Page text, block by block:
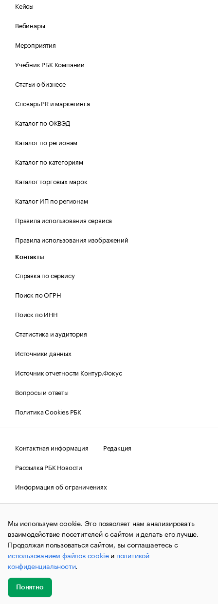
Кейсы
Вебинары
Мероприятия
Учебник РБК Компании
Статьи о бизнесе
Словарь PR и маркетинга
Каталог по ОКВЭД
Каталог по регионам
Каталог по категориям
Каталог торговых марок
Каталог ИП по регионам
Правила использования сервиса
Правила использования изображений
Контакты
Справка по сервису
Поиск по ОГРН
Поиск по ИНН
Статистика и аудитория
Источники данных
Источник отчетности Контур.Фокус
Вопросы и ответы
Политика Cookies РБК
Контактная информация
Редакция
Рассылка РБК Новости
Информация об ограничениях
Правовая информация
О соблюдении авторских прав
© АО «РОСБИЗНЕСКОНСАЛТИНГ»,1995–2026.Сообщения
и материалы информационного агентства «РБК»
(зарегистрировано Федеральной службой по надзору в сфере
связи, информационных технологий и массовых
коммуникаций (Роскомнадзор) 09.12.2015 за номером ИА
№ФС77-63848) сопровождаются пометкой «РБК». Отдельные
публикации могут содержать информацию,
не предназначенную для пользователей
до 18 лет.
Мы используем cookie. Это позволяет нам анализировать
взаимодействие посетителей с сайтом и делать его лучше.
Продолжая пользоваться сайтом, вы соглашаетесь с
использованием файлов cookieи политикой
конфиденциальности.
Понятно